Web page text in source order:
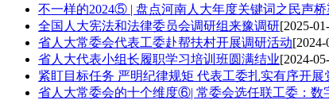
不一样的2024⑤ | 盘点河南人大年度关键词之民声桥
全国人大宪法和法律委员会调研组来豫调研[2025-
省人大常委会代表工委赴帮扶村开展调研活动[2024-
省人大代表小组长履职学习培训班圆满结业[2024-
紧盯目标任务 严明纪律规矩 代表工委扎实有序开展
省人大常委会的十个维度⑥| 常委会选任联工委：